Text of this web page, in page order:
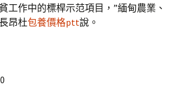
工作中的標桿示范項目，”緬甸農業、
昂杜包養價格ptt說。